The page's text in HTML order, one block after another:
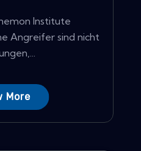
Institute
Angreifer sind nicht
More